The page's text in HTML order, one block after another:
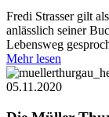
Fredi Strasser gilt
anlässlich seiner
Lebensweg
Mehr lesen
05.11.2020